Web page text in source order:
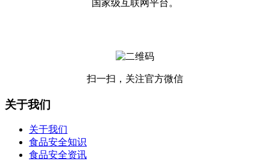
国家级互联网平台。
扫一扫，关注官方微信
关于我们
关于我们
食品安全知识
食品安全资讯